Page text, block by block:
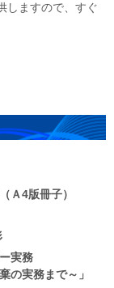
しますので、すぐ
Ａ4版冊子）
実務
の実務まで～」